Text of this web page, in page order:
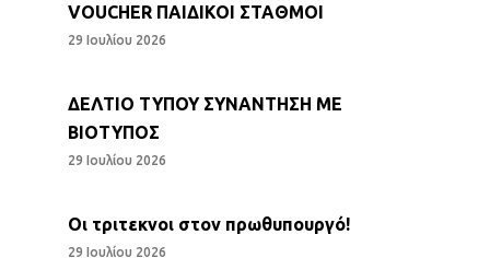
VOUCHER ΠΑΙΔΙΚΟΙ ΣΤΑΘΜΟΙ
29 Ιουλίου 2026
ΔΕΛΤΙΟ ΤΥΠΟΥ ΣΥΝΑΝΤΗΣΗ ΜΕ
ΒΙΟΤΥΠΟΣ
29 Ιουλίου 2026
Οι τριτεκνοι στον πρωθυπουργό!
29 Ιουλίου 2026